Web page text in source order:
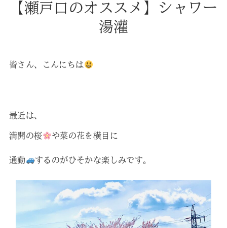
【瀬戸口のオススメ】シャワー
湯灌
皆さん、こんにちは
最近は、
満開の桜 や菜の花を横目に
通勤 するのがひそかな楽しみです。